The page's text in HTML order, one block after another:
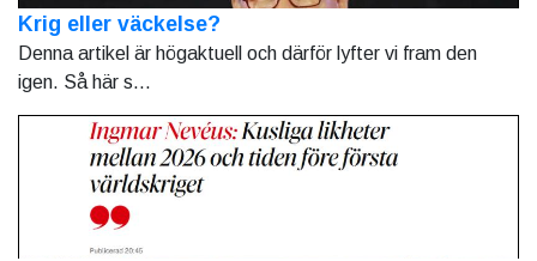
Krig eller väckelse?
Denna artikel är högaktuell och därför lyfter vi fram den
igen. Så här s...